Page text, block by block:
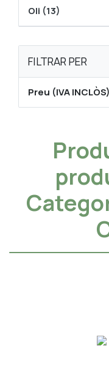
Oli (13)
FILTRAR PER
Preu (IVA INCLÒS)